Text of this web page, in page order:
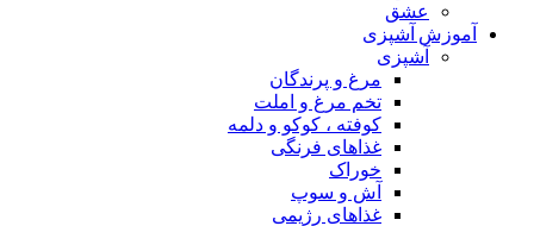
عشق
آموزش آشپزی
آشپزی
مرغ و پرندگان
تخم مرغ و املت
کوفته ، کوکو و دلمه
غذاهای فرنگی
خوراک
آش و سوپ
غذاهای رژیمی